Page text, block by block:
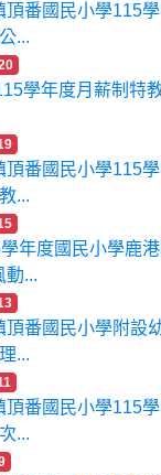
頂番國民小學115
...
學年度月薪制特
頂番國民小學115
...
年度國民小學鹿
動...
頂番國民小學附設
...
頂番國民小學115
...